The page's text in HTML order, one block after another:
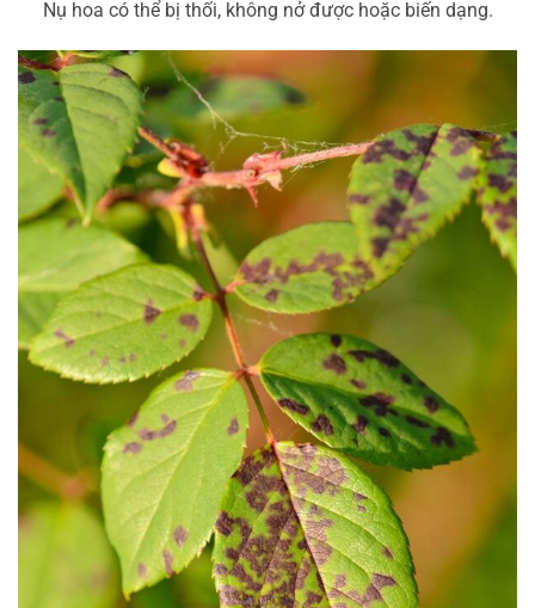
Nụ hoa có thể bị thối, không nở được hoặc biến dạng.